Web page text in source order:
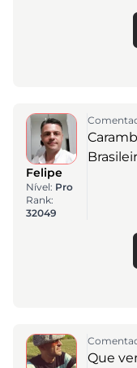
Felipe
Nível: Pro
Rank:
32049
Que